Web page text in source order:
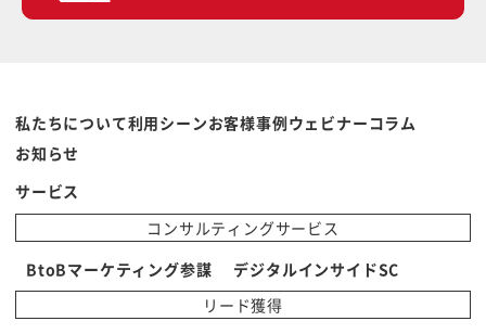
私たちについて利用シーンお客様事例ウェビナー コラム
お知らせ
サービス
コンサルティングサービス
BtoBマーケティング参謀
デジタルインサイドSC
リード獲得